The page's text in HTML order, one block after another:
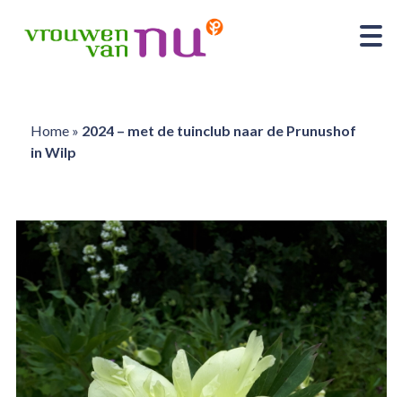
Home» 2024 – met de tuinclub naar de Prunushof
in Wilp